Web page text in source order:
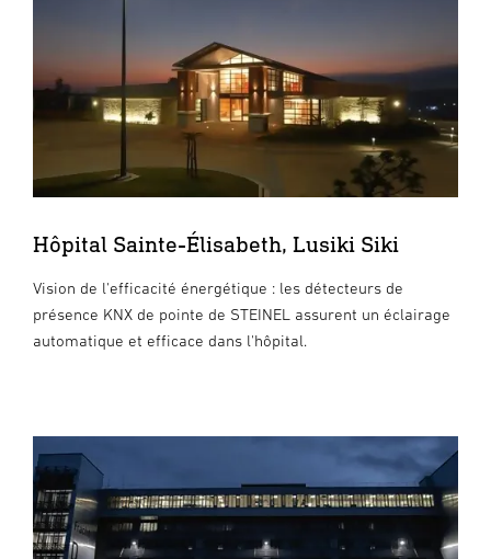
Hôpital Sainte-Élisabeth, Lusiki Siki
Vision de l'efficacité énergétique : les détecteurs de
présence KNX de pointe de STEINEL assurent un éclairage
automatique et efficace dans l'hôpital.